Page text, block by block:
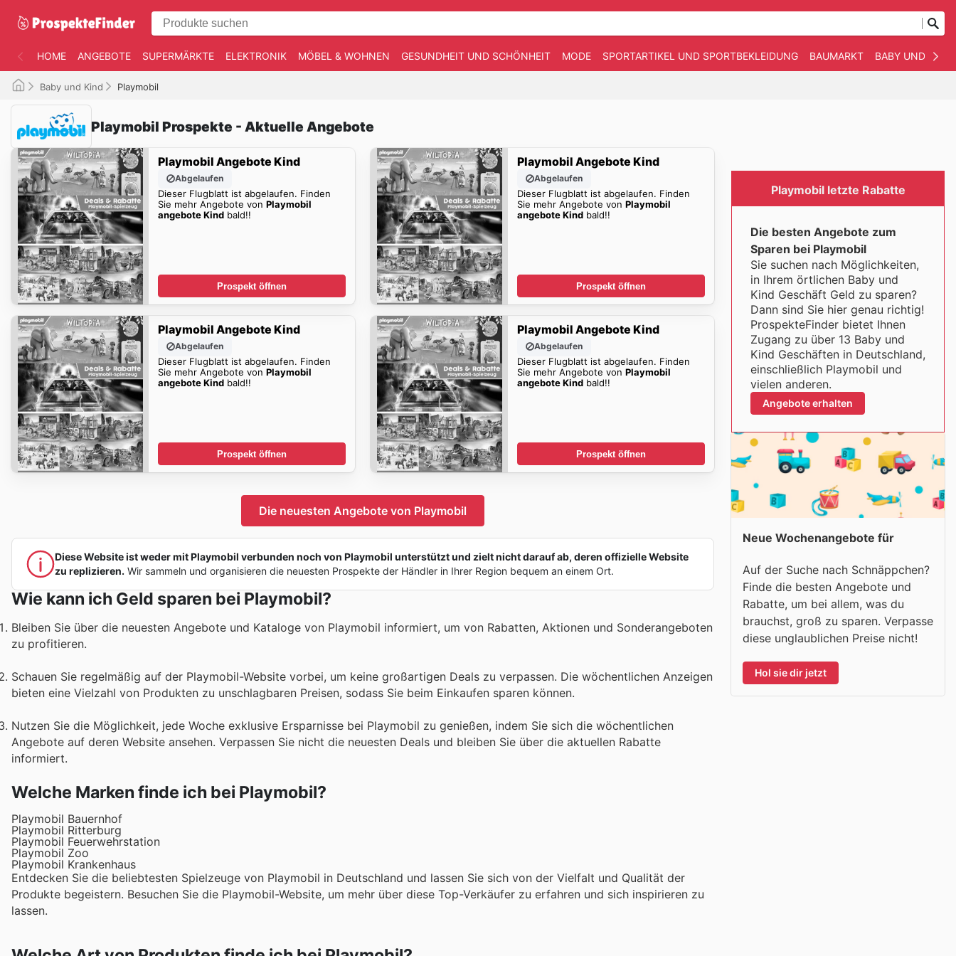
HOME ANGEBOTE SUPERMÄRKTE ELEKTRONIK MÖBEL & WOHNEN GESUNDHEIT UND SCHÖNHEIT MODE SPORTARTIKEL UND SPORTBEKLEIDUNG BAUMARKT BABY UND KIND
Baby und Kind Playmobil
Playmobil Prospekte - Aktuelle Angebote
Playmobil Angebote Kind
Abgelaufen
Dieser Flugblatt ist abgelaufen. Finden
Sie mehr Angebote von Playmobil
angebote Kindbald!!
Prospekt öffnen
Playmobil Angebote Kind
Abgelaufen
Dieser Flugblatt ist abgelaufen. Finden
Sie mehr Angebote vonPlaymobil
angebote Kind bald!!
Prospekt öffnen
Playmobil Angebote Kind
Abgelaufen
Dieser Flugblatt ist abgelaufen. Finden
Sie mehr Angebote von Playmobil
angebote Kindbald!!
Prospekt öffnen
Playmobil Angebote Kind
Abgelaufen
Dieser Flugblatt ist abgelaufen. Finden
Sie mehr Angebote vonPlaymobil
angebote Kind bald!!
Prospekt öffnen
Die neuesten Angebote von Playmobil
Diese Website ist weder mit Playmobil verbunden noch von Playmobil unterstützt und zielt nicht darauf ab, deren offizielle Website
zu replizieren. Wir sammeln und organisieren die neuesten Prospekte der Händler in Ihrer Region bequem an einem Ort.
Wie kann ich Geld sparen bei Playmobil?
Bleiben Sie über die neuesten Angebote und Kataloge von Playmobil informiert, um von Rabatten, Aktionen und Sonderangeboten
zu profitieren.
Schauen Sie regelmäßig auf der Playmobil-Website vorbei, um keine großartigen Deals zu verpassen. Die wöchentlichen Anzeigen
bieten eine Vielzahl von Produkten zu unschlagbaren Preisen, sodass Sie beim Einkaufen sparen können.
Nutzen Sie die Möglichkeit, jede Woche exklusive Ersparnisse bei Playmobil zu genießen, indem Sie sich die wöchentlichen
Angebote auf deren Website ansehen. Verpassen Sie nicht die neuesten Deals und bleiben Sie über die aktuellen Rabatte
informiert.
Welche Marken finde ich bei Playmobil?
Playmobil Bauernhof
Playmobil Ritterburg
Playmobil Feuerwehrstation
Playmobil Zoo
Playmobil Krankenhaus
Entdecken Sie die beliebtesten Spielzeuge von Playmobil in Deutschland und lassen Sie sich von der Vielfalt und Qualität der
Produkte begeistern. Besuchen Sie die Playmobil-Website, um mehr über diese Top-Verkäufer zu erfahren und sich inspirieren zu
lassen.
Playmobil letzte Rabatte
Die besten Angebote zum
Sparen bei Playmobil
Sie suchen nach Möglichkeiten,
in Ihrem örtlichen Baby und
Kind Geschäft Geld zu sparen?
Dann sind Sie hier genau richtig!
ProspekteFinder bietet Ihnen
Zugang zu über 13 Baby und
Kind Geschäften in Deutschland,
einschließlich Playmobil und
vielen anderen.
Angebote erhalten
Neue Wochenangebote für
Auf der Suche nach Schnäppchen?
Finde die besten Angebote und
Rabatte, um bei allem, was du
brauchst, groß zu sparen. Verpasse
diese unglaublichen Preise nicht!
Hol sie dir jetzt